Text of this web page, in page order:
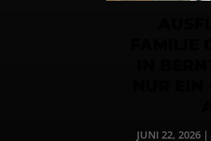
JUNI 22, 2026|